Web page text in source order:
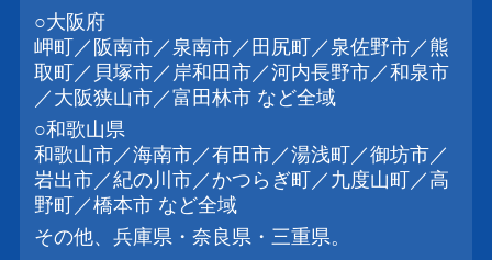
○大阪府
岬町／阪南市／泉南市／田尻町／泉佐野市／熊
取町／貝塚市／岸和田市／河内長野市／和泉市
／大阪狭山市／富田林市 など全域
○和歌山県
和歌山市／海南市／有田市／湯浅町／御坊市／
岩出市／紀の川市／かつらぎ町／九度山町／高
野町／橋本市 など全域
その他、兵庫県・奈良県・三重県。